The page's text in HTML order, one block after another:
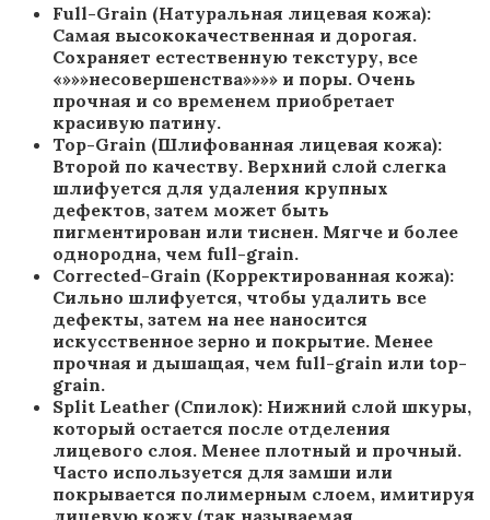
Full-Grain (Натуральная лицевая кожа):
Самая высококачественная и дорогая.
Сохраняет естественную текстуру, все
«»»»несовершенства»»»» и поры. Очень
прочная и со временем приобретает
красивую патину.
Top-Grain (Шлифованная лицевая кожа):
Второй по качеству. Верхний слой слегка
шлифуется для удаления крупных
дефектов, затем может быть
пигментирован или тиснен. Мягче и более
однородна, чем full-grain.
Corrected-Grain (Корректированная кожа):
Сильно шлифуется, чтобы удалить все
дефекты, затем на нее наносится
искусственное зерно и покрытие. Менее
прочная и дышащая, чем full-grain или top-
grain.
Split Leather (Спилок): Нижний слой шкуры,
который остается после отделения
лицевого слоя. Менее плотный и прочный.
Часто используется для замши или
покрывается полимерным слоем, имитируя
лицевую кожу (так называемая